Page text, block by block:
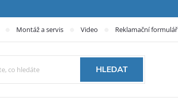
Montáž a servis Video Reklamační formulář
HLEDAT